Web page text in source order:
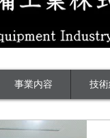
事業内容 技